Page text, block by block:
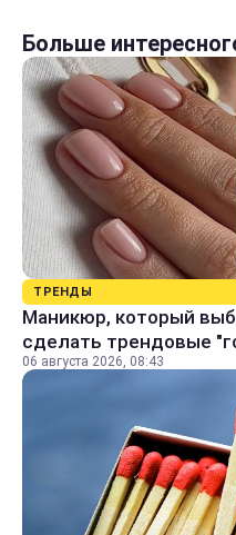
Больше
ТРЕНДЫ
Маникюр, который
сделать трендовые
06 августа 2026, 08:43